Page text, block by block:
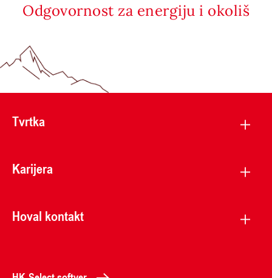
Odgovornost za energiju i okoliš
Tvrtka
Karijera
Hoval kontakt